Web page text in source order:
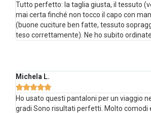
Tutto perfetto: la taglia giusta, il tessuto
mai certa finché non tocco il capo con
(buone cuciture ben fatte, tessuto
teso correttamente). Ne ho subito
Michela L.

Ho usato questi pantaloni per un viaggio
gradi Sono risultati perfetti. Molto comodi